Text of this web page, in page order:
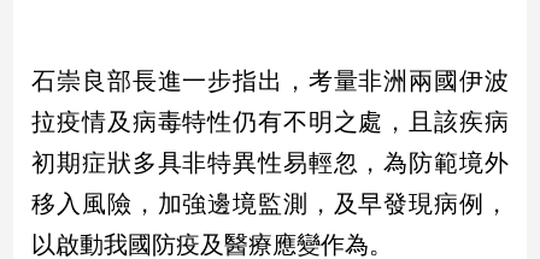
點
台
灣
觀
點
石崇良部長進一步指出，考量非洲兩國伊波
拉疫情及病毒特性仍有不明之處，且該疾病
初期症狀多具非特異性易輕忽，為防範境外
移入風險，加強邊境監測，及早發現病例，
以啟動我國防疫及醫療應變作為。